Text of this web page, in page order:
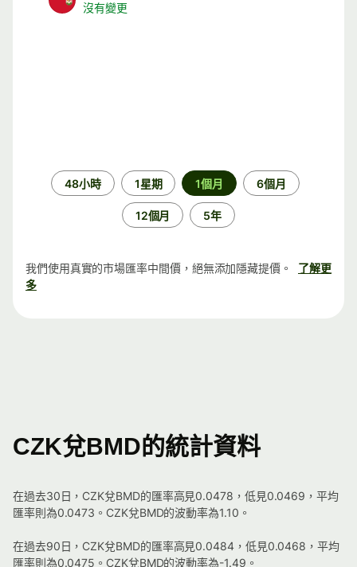
沒有變更
48小時 1星期 1個月 6個月
12個月 5年
我們使用真實的市場匯率中間價，絕無添加隱藏提價。
了解更
多
CZK兌BMD的統計資料
在過去30日，CZK兌BMD的匯率高見0.0478，低見0.0469，平均
匯率則為0.0473。CZK兌BMD的波動率為1.10。
在過去90日，CZK兌BMD的匯率高見0.0484，低見0.0468，平均
匯率則為0.0475。CZK兌BMD的波動率為-1.49。